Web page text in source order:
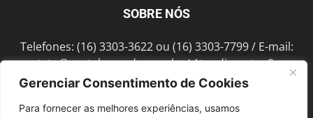
Gerenciar Consentimento de Cookies
Para fornecer as melhores experiências, usamos
SOBRE NÓS
Telefones: (16) 3303-3622 ou (16) 3303-7799 / E-mail:
contato@portalmorada.com.br/ Atendimento: Seg a
Sex das 8h às 18h / Endereço: Av. Bento de Abreu, 889